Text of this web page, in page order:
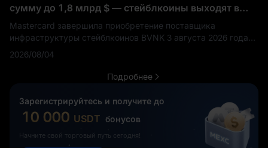
сумму до 1,8 млрд $ — стейблкоины выходят в
ядро глобальных платежей
Mastercard завершила приобретение поставщика
инфраструктуры стейблкоинов BVNK 3 августа 2026 года
после объявления о сделке в марте.
2026/08/04
Подробнее
Зарегистрируйтесь и получите до
10 000 USDT бонусов
Начните свой торговый путь сегодня!